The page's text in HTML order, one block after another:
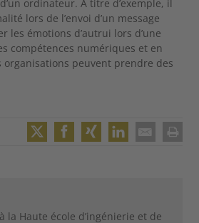
ordinateur. À titre d’exemple, il
lors de l’envoi d’un message
émotions d’autrui lors d’une
compétences numériques et en
organisations peuvent prendre des
Twitter
Facebook
XINGLinkedIn
Email
Print
la Haute école d’ingénierie et de